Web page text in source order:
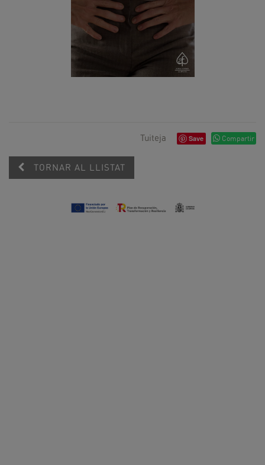
Tuiteja Save Compartir
TORNAR AL LLISTAT